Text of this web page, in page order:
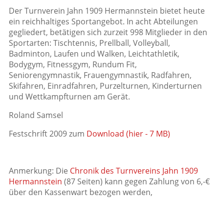
Der Turnverein Jahn 1909 Hermannstein bietet heute
ein reichhaltiges Sportangebot. In acht Abteilungen
gegliedert, betätigen sich zurzeit 998 Mitglieder in den
Sportarten: Tischtennis, Prellball, Volleyball,
Badminton, Laufen und Walken, Leichtathletik,
Bodygym, Fitnessgym, Rundum Fit,
Seniorengymnastik, Frauengymnastik, Radfahren,
Skifahren, Einradfahren, Purzelturnen, Kinderturnen
und Wettkampfturnen am Gerät.
Roland Samsel
Festschrift 2009 zum Download (hier - 7 MB)
Anmerkung: Die Chronik des Turnvereins Jahn 1909
Hermannstein (87 Seiten) kann gegen Zahlung von 6,-€
über den Kassenwart bezogen werden,